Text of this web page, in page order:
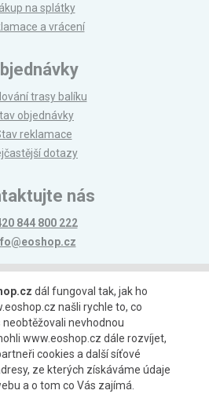
na splátky
a vrácení
trasy balíku
objednávky
reklamace
dotazy
nás
844 800 222
platby
dopravy
dál fungoval tak, jak ho
našli rychle to, co
nevhodnou
www.eoshop.cz dále rozvíjet,
cookies a další síťové
ze kterých získáváme údaje
a o tom co Vás zajímá.